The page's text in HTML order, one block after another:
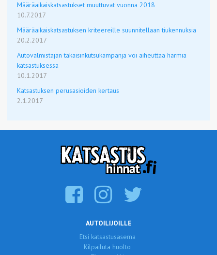
Määräaikaiskatsastukset muuttuvat vuonna 2018
10.7.2017
Määräaikaiskatsastuksen kriteereille suunnitellaan tiukennuksia
20.2.2017
Autovalmistajan takaisinkutsukampanja voi aiheuttaa harmia
katsastuksessa
10.1.2017
Katsastuksen perusasioiden kertaus
2.1.2017
AUTOILIJOILLE
Etsi katsastusasema
Kilpailuta huolto